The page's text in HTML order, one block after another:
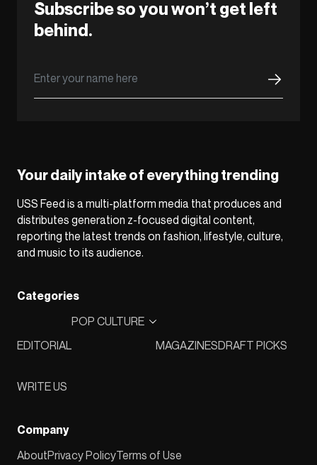
Subscribe so you won’t get left
behind.
Your daily intake of everything trending
USS Feed is a multi-platform media that produces and
distributes generation z-focused digital content,
reporting the latest trends on fashion, lifestyle, culture,
and music to its audience.
Categories
EDITORIAL
POP CULTURE
MAGAZINESDRAFT PICKS
WRITE US
Company
AboutPrivacy PolicyTerms of Use